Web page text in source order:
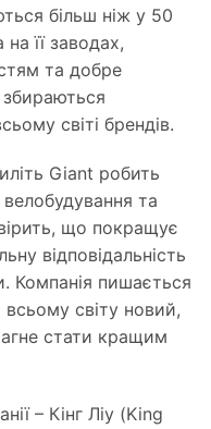
більш ніж у 50
її заводах,
та добре
світі брендів.
Giant робить
та
що покращує
відповідальність
Компанія пишається
світу новий,
стати кращим
– Кінг Ліу (King